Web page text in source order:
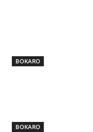
BOKARO
BOKARO